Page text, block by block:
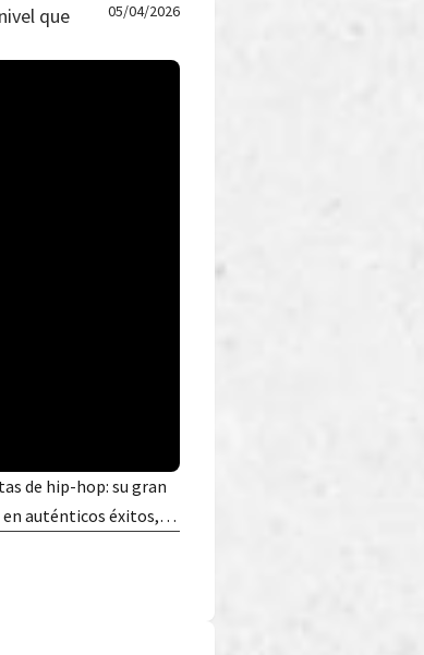
que
05/04/2026
de hip-hop: su gran
en auténticos éxitos,…